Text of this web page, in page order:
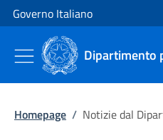
Vai al contenuto
Vai alla navigazione del sito
Governo Italiano
Dipartimento
Homepage / Notizie dal